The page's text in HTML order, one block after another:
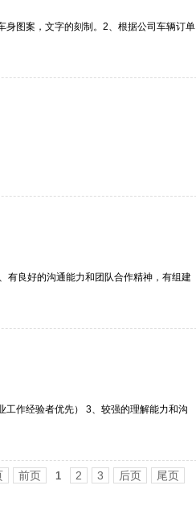
身图案，文字的刻制。2、根据公司车辆订单
有良好的沟通能力和团队合作精神，有组建
作经验者优先） 3、较强的理解能力和沟
前页 1 2 3 后页 尾页